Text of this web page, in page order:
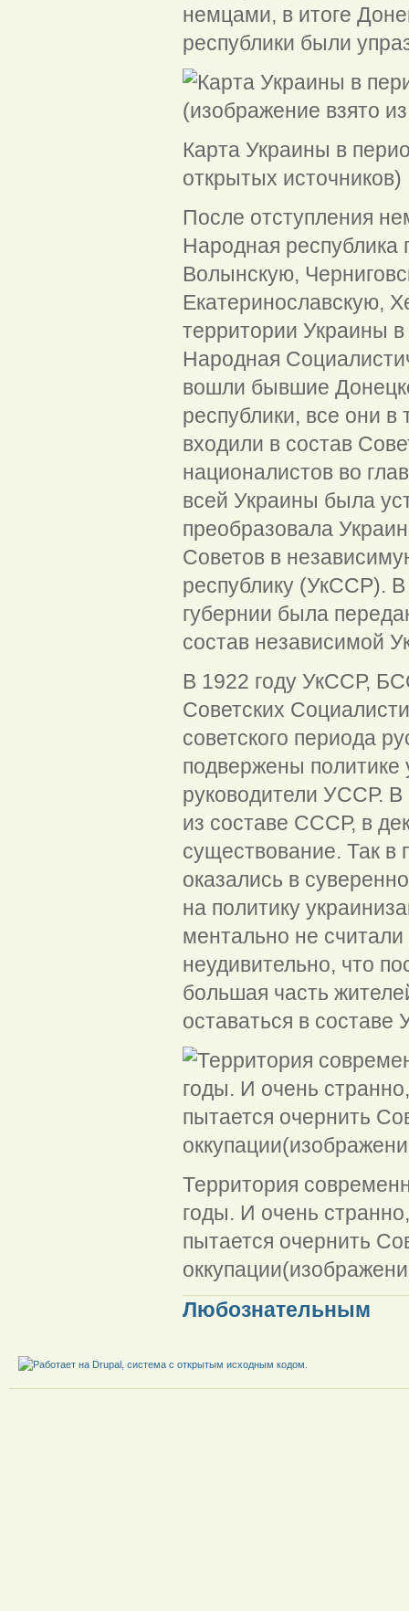
немцами, в итоге
республики были
Карта Украины в
открытых источников)
После отступления
Народная республика
Волынскую,
Екатеринославскую,
территории Украины
Народная
вошли бывшие
республики, все они
входили в состав
националистов во
всей Украины была
преобразовала
Советов в
республику (УкССР).
губернии была
состав независимой
В 1922 году УкССР,
Советских
советского периода
подвержены политике
руководители УССР.
из составе СССР, в
существование. Так в
оказались в
на политику
ментально не
неудивительно, что
большая часть
оставаться в составе
Территория
годы. И очень
пытается очернить
Любознательным